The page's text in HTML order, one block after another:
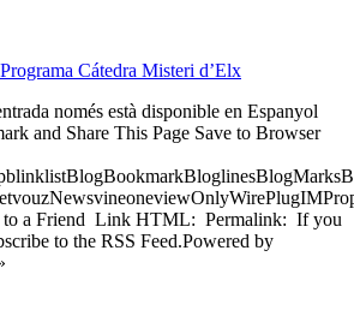
Cátedra Misteri d’Elx
només està disponible en Espanyol
and Share This Page Save to Browser
to a Friend Link HTML: Permalink: If you
to the RSS Feed.Powered by